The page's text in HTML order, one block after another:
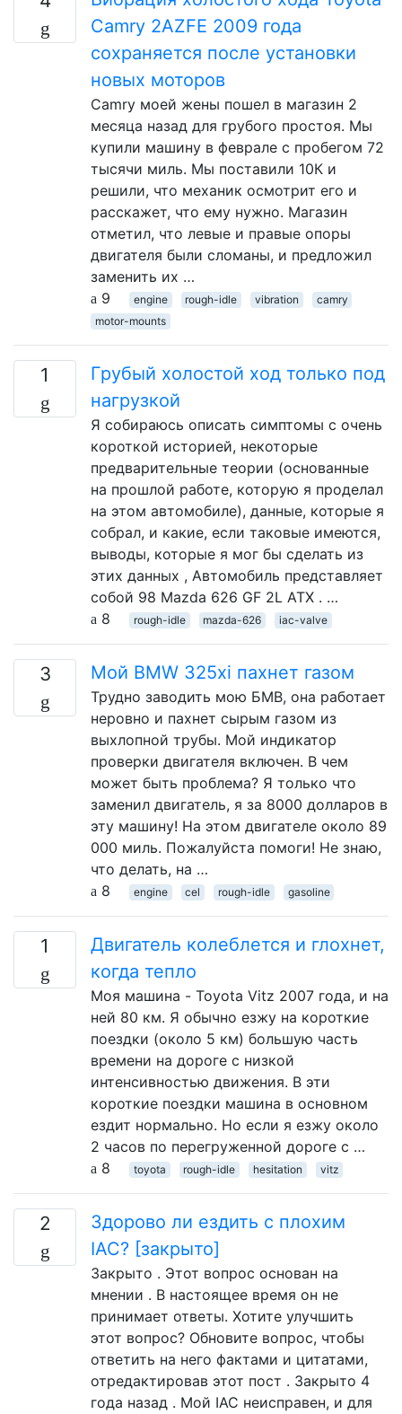
Camry 2AZFE 2009 года
сохраняется после установки
новых моторов
Camry моей жены пошел в магазин 2
месяца назад для грубого простоя. Мы
купили машину в феврале с пробегом 72
тысячи миль. Мы поставили 10К и
решили, что механик осмотрит его и
расскажет, что ему нужно. Магазин
отметил, что левые и правые опоры
двигателя были сломаны, и предложил
заменить их …
9
engine rough-idle vibration
camry
motor-mounts
1
Грубый холостой ход только под
нагрузкой
Я собираюсь описать симптомы с очень
короткой историей, некоторые
предварительные теории (основанные
на прошлой работе, которую я проделал
на этом автомобиле), данные, которые я
собрал, и какие, если таковые имеются,
выводы, которые я мог бы сделать из
этих данных , Автомобиль представляет
собой 98 Mazda 626 GF 2L ATX . …
8
rough-idle mazda-626 iac-valve
3 Мой BMW 325xi пахнет газом
Трудно заводить мою БМВ, она работает
неровно и пахнет сырым газом из
выхлопной трубы. Мой индикатор
проверки двигателя включен. В чем
может быть проблема? Я только что
заменил двигатель, я за 8000 долларов в
эту машину! На этом двигателе около 89
000 миль. Пожалуйста помоги! Не знаю,
что делать, на …
8
engine cel rough-idle gasoline
1
Двигатель колеблется и глохнет,
когда тепло
Моя машина - Toyota Vitz 2007 года, и на
ней 80 км. Я обычно езжу на короткие
поездки (около 5 км) большую часть
времени на дороге с низкой
интенсивностью движения. В эти
короткие поездки машина в основном
ездит нормально. Но если я езжу около
2 часов по перегруженной дороге с …
8
toyota rough-idle hesitation vitz
2
Здорово ли ездить с плохим
IAC? [закрыто]
Закрыто . Этот вопрос основан на
мнении . В настоящее время он не
принимает ответы. Хотите улучшить
этот вопрос? Обновите вопрос, чтобы
ответить на него фактами и цитатами,
отредактировав этот пост . Закрыто 4
года назад . Мой IAC неисправен, и для